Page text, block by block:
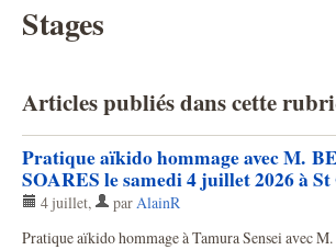
Stages
Articles publiés dans cette
Pratique aïkido hommage avec M.
SOARES le samedi 4 juillet 2026 à
4 juillet, parAlainR
Pratique aïkido hommage à Tamura Sensei avec